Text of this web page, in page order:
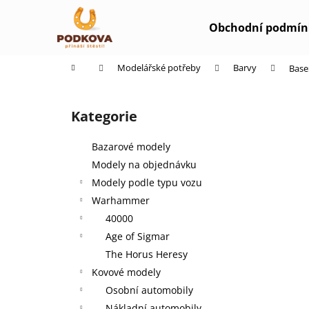
Obchodní
Domů Modelářské potřeby Barvy
Přeskočit
kategorie
Kategorie
Bazarové modely
Modely na objednávku
Modely podle typu vozu
Warhammer
40000
Age of Sigmar
The Horus Heresy
Kovové modely
Osobní automobily
Zpět
Zpět